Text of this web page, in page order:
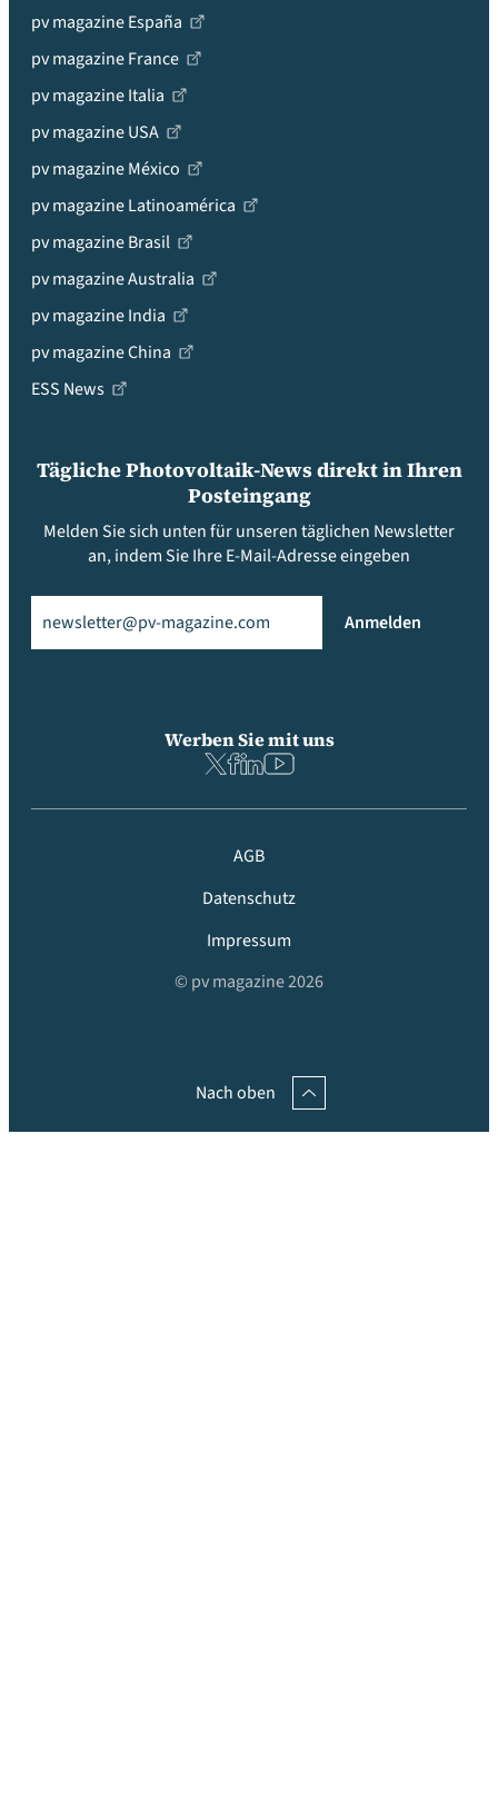
pv magazine España
pv magazine France
pv magazine Italia
pv magazine USA
pv magazine México
pv magazine Latinoamérica
pv magazine Brasil
pv magazine Australia
pv magazine India
pv magazine China
ESS News
Tägliche Photovoltaik-News direkt in Ihren
Posteingang
Melden Sie sich unten für unseren täglichen Newsletter
an, indem Sie Ihre E-Mail-Adresse eingeben
Anmelden
Werben Sie mit uns
AGB
Datenschutz
Impressum
© pv magazine 2026
Nach oben